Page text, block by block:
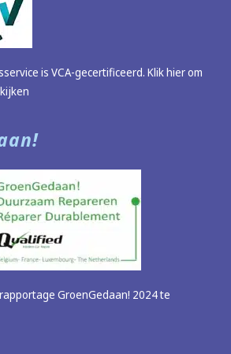
is VCA-gecertificeerd. Klik hier om
GroenGedaan! 2024 te